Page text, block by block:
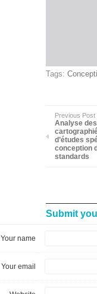
Tags:
Previous Post
Analyse
d’études
conception
standards
Submit
Your name
Your email